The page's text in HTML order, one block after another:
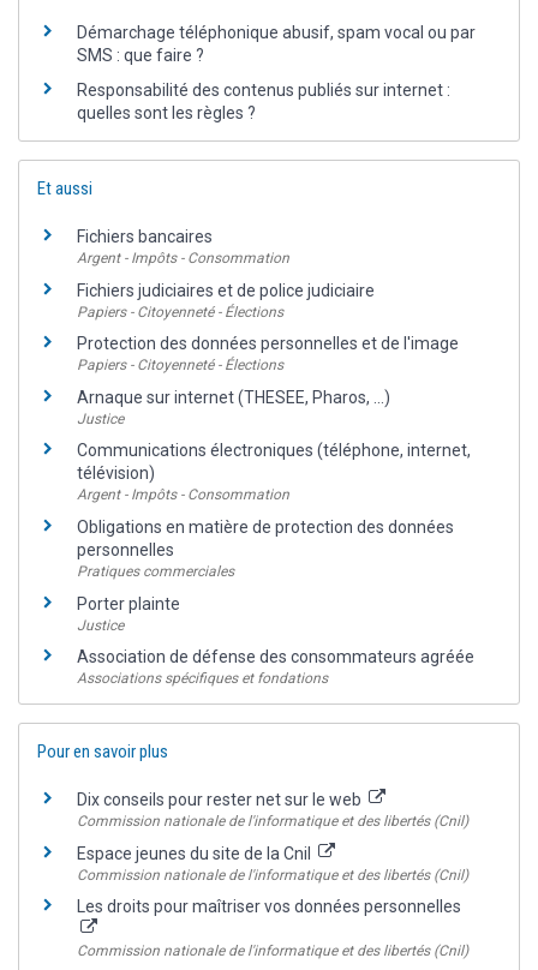
Démarchage téléphonique abusif, spam vocal ou par
SMS : que faire ?
Responsabilité des contenus publiés sur internet :
quelles sont les règles ?
Et aussi
Fichiers bancaires
Argent - Impôts - Consommation
Fichiers judiciaires et de police judiciaire
Papiers - Citoyenneté - Élections
Protection des données personnelles et de l'image
Papiers - Citoyenneté - Élections
Arnaque sur internet (THESEE, Pharos, ...)
Justice
Communications électroniques (téléphone, internet,
télévision)
Argent - Impôts - Consommation
Obligations en matière de protection des données
personnelles
Pratiques commerciales
Porter plainte
Justice
Association de défense des consommateurs agréée
Associations spécifiques et fondations
Pour en savoir plus
Dix conseils pour rester net sur le web
Commission nationale de l'informatique et des libertés (Cnil)
Espace jeunes du site de la Cnil
Commission nationale de l'informatique et des libertés (Cnil)
Les droits pour maîtriser vos données personnelles
Commission nationale de l'informatique et des libertés (Cnil)